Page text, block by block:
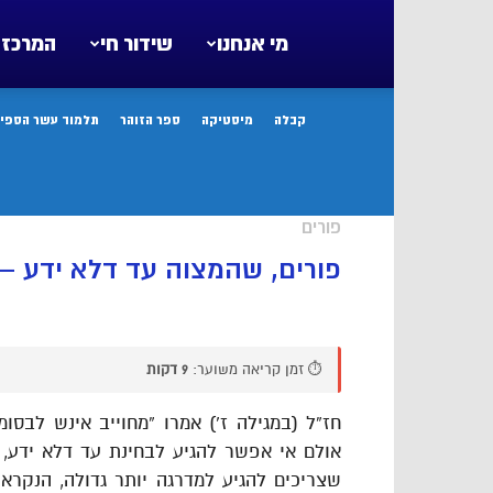
המרכז שידור חי מי אנחנו
קבלה מיסטיקה ספר הזוהר תלמוד עשר
פורים
פורים, שהמצוה עד דלא ידע
⏱️ זמן קריאה משוער: 9 דקות
חז”ל (במגילה ז’) אמרו “מחוייב אינש
אולם אי אפשר להגיע לבחינת עד דלא
שצריכים להגיע למדרגה יותר גדולה,